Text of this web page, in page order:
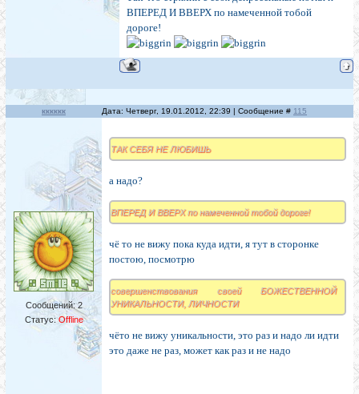
ВПЕРЕД И ВВЕРХ по намеченной тобой
дороге!
кккккк Дата: Четверг, 19.01.2012, 22:39 | Сообщение # 115
Сообщений:2
Статус:Offline
ТАК СЕБЯ НЕ ЛЮБИШЬ
а надо?
ВПЕРЕД И ВВЕРХ по намеченной тобой дороге!
чё то не вижу пока куда идти, я тут в сторонке
постою, посмотрю
совершенствования своей БОЖЕСТВЕННОЙ
УНИКАЛЬНОСТИ, ЛИЧНОСТИ
чёто не вижу уникальности, это раз и надо ли идти
это даже не раз, может как раз и не надо